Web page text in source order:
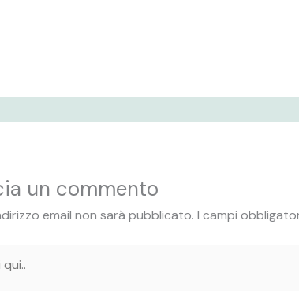
un commento
email non sarà pubblicato. I campi